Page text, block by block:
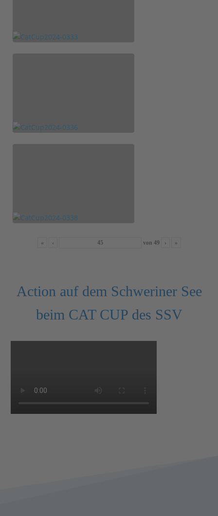
« ‹ von 49 › »
Action auf dem Schweriner See
beim CAT CUP des SSV